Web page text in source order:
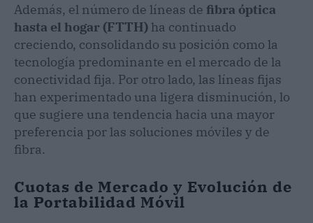
Además, el número de líneas de fibra óptica
hasta el hogar (FTTH) ha continuado
creciendo, consolidando su posición como la
tecnología predominante en el mercado de la
conectividad fija. Por otro lado, las líneas fijas
han experimentado una ligera disminución, lo
que sugiere una tendencia hacia una mayor
preferencia por las soluciones móviles y de
fibra.
Cuotas de Mercado y Evolución de
la Portabilidad Móvil